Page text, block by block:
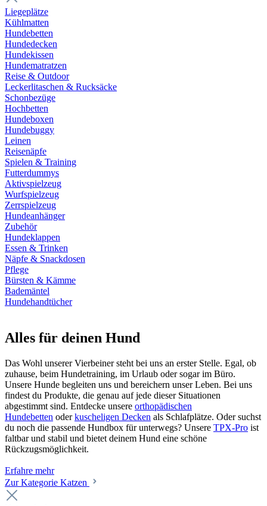
Liegeplätze
Kühlmatten
Hundebetten
Hundedecken
Hundekissen
Hundematratzen
Reise & Outdoor
Leckerlitaschen & Rucksäcke
Schonbezüge
Hochbetten
Hundeboxen
Hundebuggy
Leinen
Reisenäpfe
Spielen & Training
Futterdummys
Aktivspielzeug
Wurfspielzeug
Zerrspielzeug
Hundeanhänger
Zubehör
Hundeklappen
Essen & Trinken
Näpfe & Snackdosen
Pflege
Bürsten & Kämme
Bademäntel
Hundehandtücher
Alles für deinen Hund
Das Wohl unserer Vierbeiner steht bei uns an erster Stelle. Egal, ob
zuhause, beim Hundetraining, im Urlaub oder sogar im Büro.
Unsere Hunde begleiten uns und bereichern unser Leben. Bei uns
findest du Produkte, die genau auf jede dieser Situationen
abgestimmt sind. Entdecke unsere orthopädischen
Hundebetten oderkuscheligen Decken als Schlafplätze. Oder suchst
du noch die passende Hundbox für unterwegs? Unsere TPX-Pro ist
faltbar und stabil und bietet deinem Hund eine schöne
Rückzugsmöglichkeit.
Erfahre mehr
Zur Kategorie Katzen